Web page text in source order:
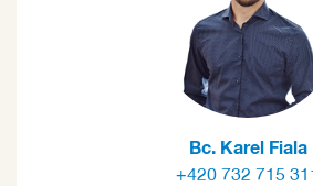
Bc. Karel Fiala
+420 732 715